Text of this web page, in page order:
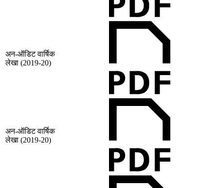
अन-ऑडिट वार्षिक
लेखा (2019-20)
अन-ऑडिट वार्षिक
लेखा (2019-20)